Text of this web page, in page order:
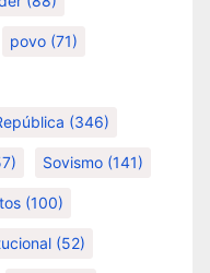
povo (71)
(346)
Sovismo (141)
(100)
(52)